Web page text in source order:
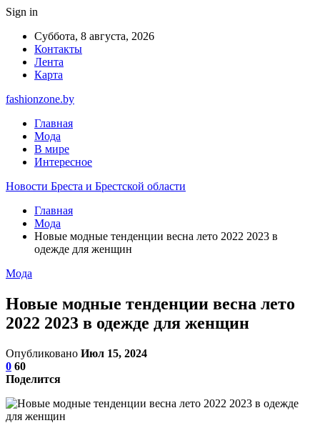
Sign in
Суббота, 8 августа, 2026
Контакты
Лента
Карта
fashionzone.by
Главная
Мода
В мире
Интересное
Новости Бреста и Брестской области
Главная
Мода
Новые модные тенденции весна лето 2022 2023 в
одежде для женщин
Мода
Новые модные тенденции весна лето
2022 2023 в одежде для женщин
Опубликовано Июл 15, 2024
0 60
Поделится